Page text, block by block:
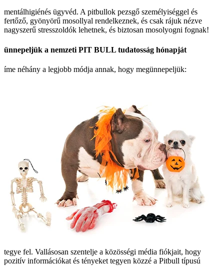
mentálhigiénés ügyvéd. A pitbullok pezsgő személyiséggel és
fertőző, gyönyörű mosollyal rendelkeznek, és csak rájuk nézve
nagyszerű stresszoldók lehetnek, és biztosan mosolyogni fognak!
ünnepeljük a nemzeti PIT BULL tudatosság hónapját
íme néhány a legjobb módja annak, hogy megünnepeljük:
tegye fel. Vallásosan szentelje a közösségi média fiókjait, hogy
pozitív információkat és tényeket tegyen közzé a Pitbull típusú